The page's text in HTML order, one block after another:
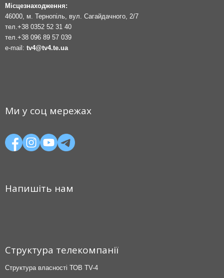
Місцезнаходження:
46000, м. Тернопіль, вул. Сагайдачного, 2/7
тел. +38 0352 52 31 40
тел. +38 096 89 57 039
e-mail: tv4@tv4.te.ua
Ми у соц мережах
Напишіть нам
Структура телекомпанії
Структура власності ТОВ TV-4